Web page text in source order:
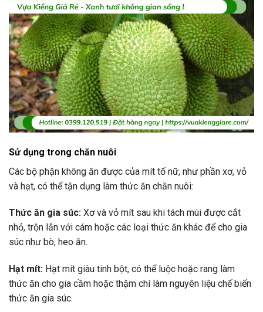
Sử dụng trong chăn nuôi
Các bộ phận không ăn được của mít tố nữ, như phần xơ, vỏ
và hạt, có thể tận dụng làm thức ăn chăn nuôi:
Thức ăn gia súc: Xơ và vỏ mít sau khi tách múi được cắt
nhỏ, trộn lẫn với cám hoặc các loại thức ăn khác để cho gia
súc như bò, heo ăn.
Hạt mít: Hạt mít giàu tinh bột, có thể luộc hoặc rang làm
thức ăn cho gia cầm hoặc thậm chí làm nguyên liệu chế biến
thức ăn gia súc.